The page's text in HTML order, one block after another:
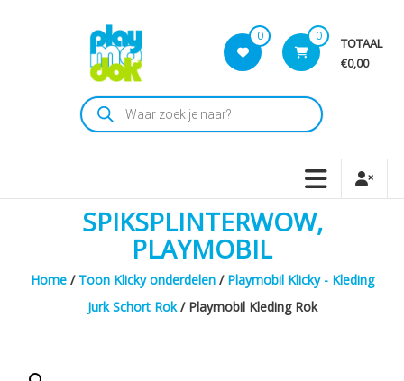
Playmodok
Tweedehands
dromen
voor
iedereen
0 0 TOTAAL
€0,00
Producten
zoeken
SPIKSPLINTERWOW,
PLAYMOBIL
Home/ Toon Klicky onderdelen/ Playmobil Klicky - Kleding
Jurk Schort Rok/ Playmobil Kleding Rok